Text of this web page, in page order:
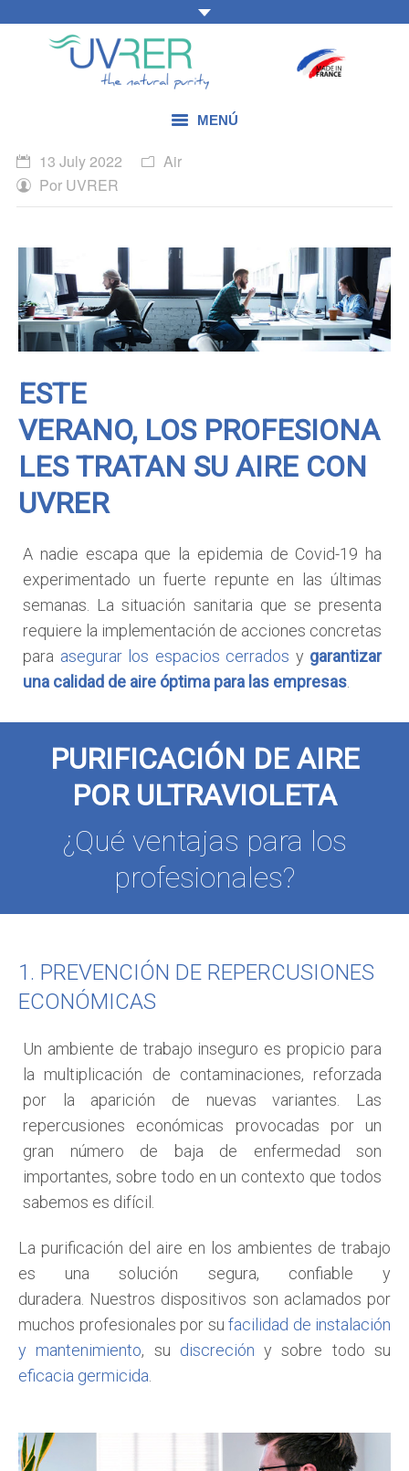
MENÚ
NUESTRAS HABILIDADES
NUESTROS PRODUCTOS
NUESTRAS APLICACIONES
BLOG
CONTÁCTENOS
13 July 2022
Air
Por UVRER
ESTE
VERANO, LOS PROFESIONA
LES TRATAN SU AIRE CON
UVRER
A nadie escapa que la epidemia de Covid-19 ha
experimentado un fuerte repunte en las últimas
semanas. La situación sanitaria que se presenta
requiere la implementación de acciones concretas
para asegurar los espacios cerrados y garantizar
una calidad de aire óptima para las empresas
PURIFICACIÓN DE AIRE
POR ULTRAVIOLETA
¿Qué ventajas para los
profesionales?
1. PREVENCIÓN DE REPERCUSIONES
ECONÓMICAS
Un ambiente de trabajo inseguro es propicio para
la multiplicación de contaminaciones, reforzada
por la aparición de nuevas variantes. Las
repercusiones económicas provocadas por un
gran número de baja de enfermedad son
importantes, sobre todo en un contexto que todos
sabemos es difícil.
La purificación del aire en los ambientes de trabajo
es una solución segura, confiable y
duradera. Nuestros dispositivos son aclamados por
muchos profesionales por su facilidad de instalación
y mantenimiento, su discreción y sobre todo su
eficacia germicida